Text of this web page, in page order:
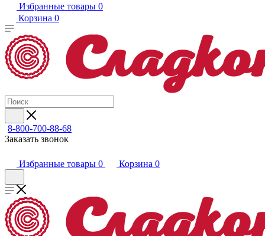
Избранные товары 0
Корзина 0
8-800-700-88-68
Заказать звонок
Избранные товары 0 Корзина 0